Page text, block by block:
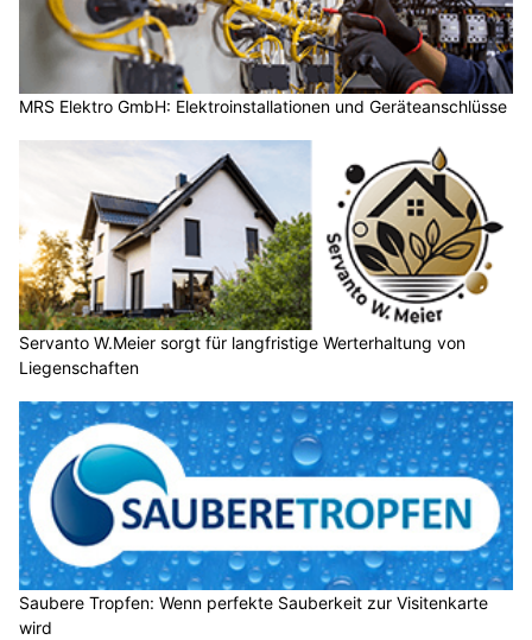
MRS Elektro GmbH: Elektroinstallationen und Geräteanschlüsse
Servanto W.Meier sorgt für langfristige Werterhaltung von
Liegenschaften
Saubere Tropfen: Wenn perfekte Sauberkeit zur Visitenkarte
wird